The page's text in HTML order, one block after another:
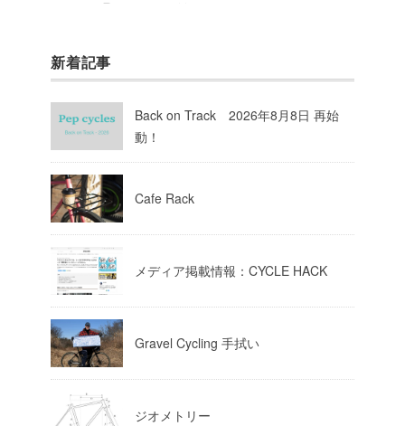
Pep cycles@大阪
今週はお知らせがいっぱいあるのでチ
ェックしてて下さいね！
新着記事
Back on Track 2026年8月8日 再始
動！
Cafe Rack
メディア掲載情報：CYCLE HACK
Gravel Cycling 手拭い
ジオメトリー